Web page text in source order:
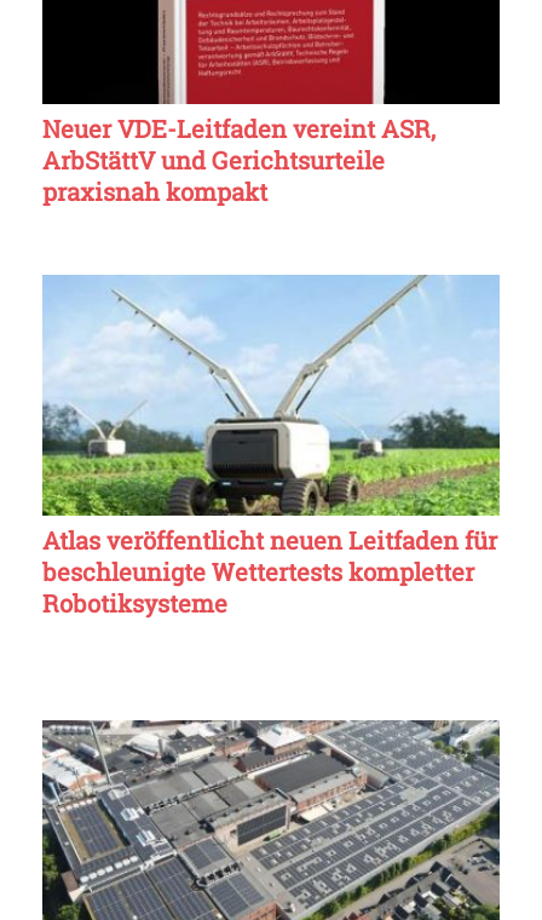
Neuer VDE-Leitfaden vereint ASR,
ArbStättV und Gerichtsurteile
praxisnah kompakt
Atlas veröffentlicht neuen Leitfaden für
beschleunigte Wettertests kompletter
Robotiksysteme